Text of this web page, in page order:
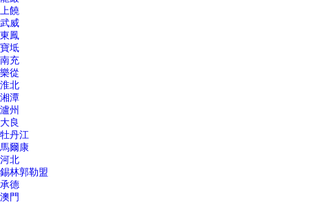
上饒
武威
東鳳
寶坻
南充
樂從
淮北
湘潭
瀘州
大良
牡丹江
馬爾康
河北
錫林郭勒盟
承德
澳門